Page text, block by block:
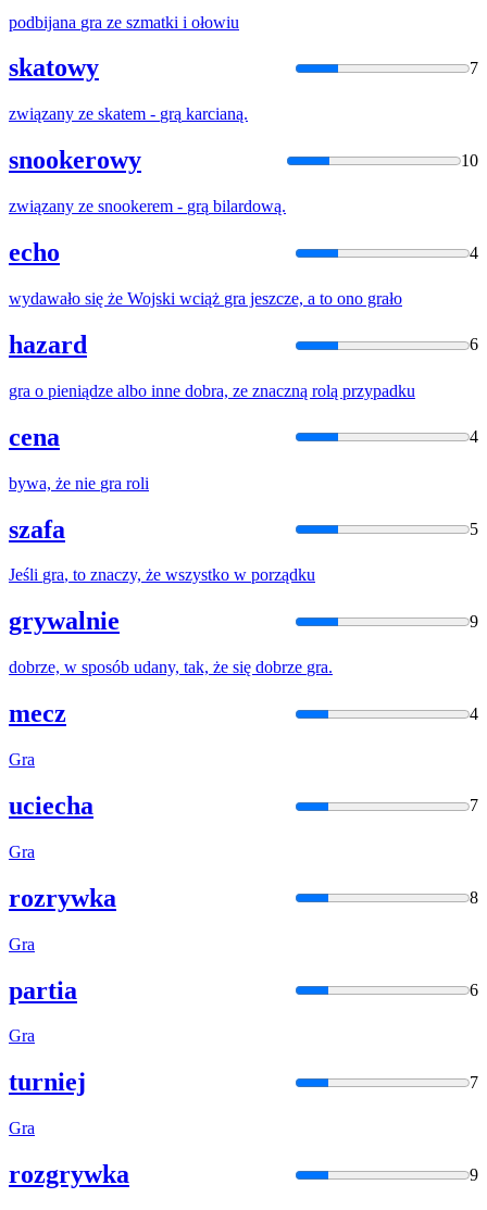
podbijana gra ze szmatki i ołowiu
skatowy 7
związany ze skatem - grą karcianą.
snookerowy 10
związany ze snookerem - grą bilardową.
echo 4
wydawało się że Wojski wciąż gra jeszcze, a to ono grało
hazard 6
gra o pieniądze albo inne dobra, ze znaczną rolą przypadku
cena 4
bywa, że nie gra roli
szafa 5
Jeśli gra, to znaczy, że wszystko w porządku
grywalnie 9
dobrze, w sposób udany, tak, że się dobrze gra.
mecz 4
Gra
uciecha 7
Gra
rozrywka 8
Gra
partia 6
Gra
turniej 7
Gra
rozgrywka 9